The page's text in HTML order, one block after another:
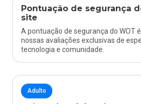
Pontuação de segurança
site
A pontuação de segurança do WOT
nossas avaliações exclusivas de
tecnologia e comunidade.
Adulto